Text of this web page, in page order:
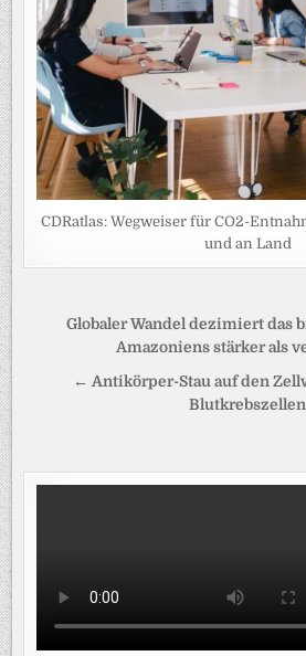
CDRatlas: Wegweiser für CO2-
und an Land
Beitragsnavigation
Globaler Wandel dezimiert das
Amazoniens stärker als
← Antikörper-Stau auf den
Blutkrebszellen